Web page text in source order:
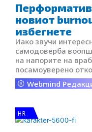
новиот
избегнете
Иако звучи
самодоверба
на напорите на
посамоуверено
чувствуваат и да
сите одговори.
Webmind
HR